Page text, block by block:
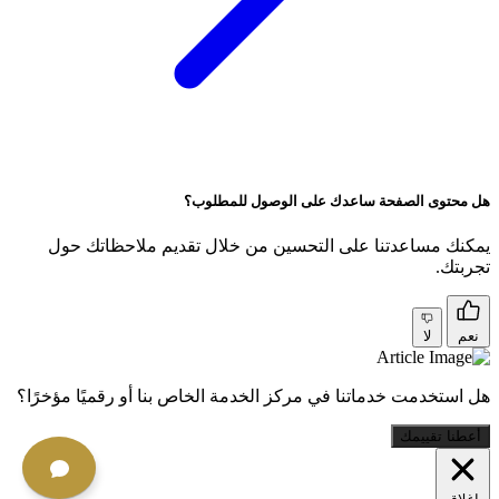
هل محتوى الصفحة ساعدك على الوصول للمطلوب؟
يمكنك مساعدتنا على التحسين من خلال تقديم ملاحظاتك حول
تجربتك.
نعم لا
هل استخدمت خدماتنا في مركز الخدمة الخاص بنا أو رقميًا مؤخرًا؟
أعطنا تقييمك